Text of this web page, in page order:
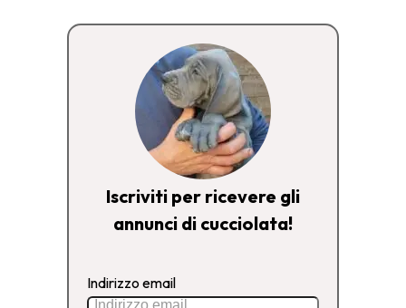
Iscriviti per ricevere gli
annunci di cucciolata!
Indirizzo email